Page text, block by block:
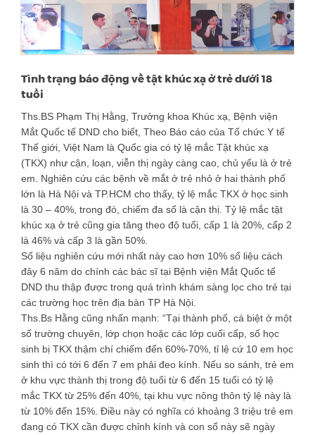
Tình trạng báo động về tật khúc xạ ở trẻ dưới 18
tuổi
Ths.BS Phạm Thị Hằng, Trưởng khoa Khúc xạ, Bệnh viện
Mắt Quốc tế DND cho biết, Theo Báo cáo của Tổ chức Y tế
Thế giới, Việt Nam là Quốc gia có tỷ lệ mắc Tật khúc xạ
(TKX) như cận, loạn, viễn thị ngày càng cao, chủ yếu là ở trẻ
em. Nghiên cứu các bệnh về mắt ở trẻ nhỏ ở hai thành phố
lớn là Hà Nội và TP.HCM cho thấy, tỷ lệ mắc TKX ở học sinh
là 30 – 40%, trong đó, chiếm đa số là cận thị. Tỷ lệ mắc tật
khúc xạ ở trẻ cũng gia tăng theo độ tuổi, cấp 1 là 20%, cấp 2
là 46% và cấp 3 là gần 50%.
Số liệu nghiên cứu mới nhất này cao hơn 10% số liệu cách
đây 6 năm do chính các bác sĩ tại Bệnh viện Mắt Quốc tế
DND thu thập được trong quá trình khám sàng lọc cho trẻ tại
các trường học trên địa bàn TP Hà Nội.
Ths.Bs Hằng cũng nhấn mạnh: “Tại thành phố, cá biệt ở một
số trường chuyên, lớp chọn hoặc các lớp cuối cấp, số học
sinh bị TKX thậm chí chiếm đến 60%-70%, tỉ lệ cứ 10 em học
sinh thì có tới 6 đến 7 em phải đeo kính. Nếu so sánh, trẻ em
ở khu vực thành thị trong độ tuổi từ 6 đến 15 tuổi có tỷ lệ
mắc TKX từ 25% đến 40%, tại khu vực nông thôn tỷ lệ này là
từ 10% đến 15%. Điều này có nghĩa có khoảng 3 triệu trẻ em
đang có TKX cần được chỉnh kính và con số này sẽ ngày